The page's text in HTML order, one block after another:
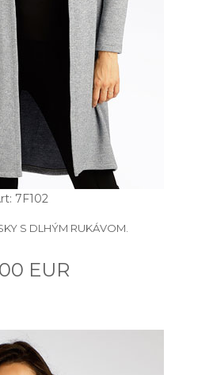
7F102
S DLHÝM RUKÁVOM.
EUR